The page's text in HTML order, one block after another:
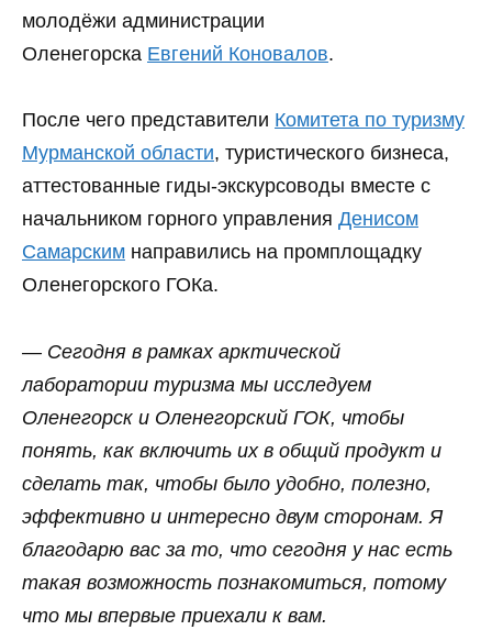
молодёжи администрации
Оленегорска Евгений Коновалов.
После чего представители Комитета по туризму
Мурманской области, туристического бизнеса,
аттестованные гиды-экскурсоводы вместе с
начальником горного управления Денисом
Самарским направились на промплощадку
Оленегорского ГОКа.
— Сегодня в рамках арктической
лаборатории туризма мы исследуем
Оленегорск и Оленегорский ГОК, чтобы
понять, как включить их в общий продукт и
сделать так, чтобы было удобно, полезно,
эффективно и интересно двум сторонам. Я
благодарю вас за то, что сегодня у нас есть
такая возможность познакомиться, потому
что мы впервые приехали к вам.